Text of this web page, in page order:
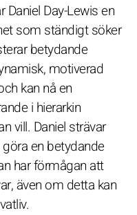
Day-Lewis en
som ständigt söker
betydande
motiverad
kan nå en
i hierarkin
vill. Daniel strävar
en betydande
har förmågan att
även om detta kan